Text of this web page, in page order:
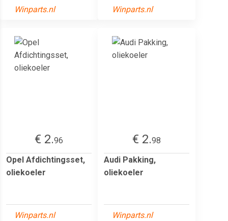
Winparts.nl Winparts.nl
€ 2.96
Opel Afdichtingsset,
oliekoeler
Winparts.nl
€ 2.98
Audi Pakking,
oliekoeler
Winparts.nl